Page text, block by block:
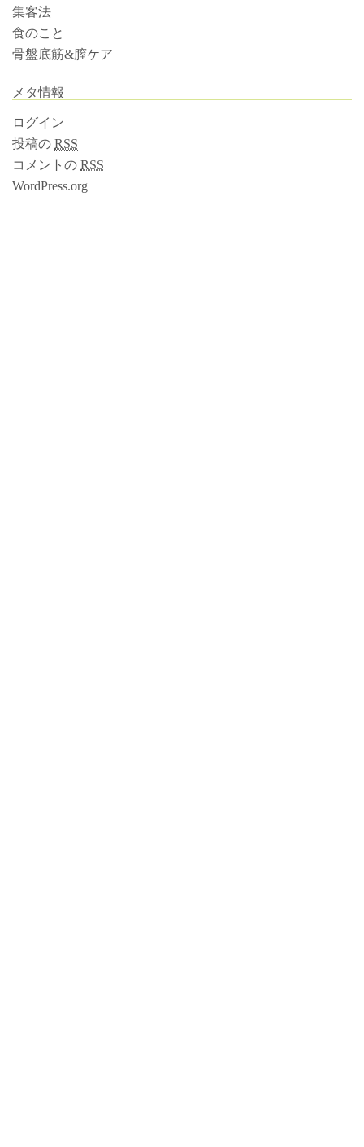
集客法
食のこと
骨盤底筋&膣ケア
メタ情報
ログイン
投稿の RSS
コメントの RSS
WordPress.org